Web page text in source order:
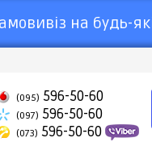
на будь-
(095) 596-50-60
(097) 596-50-60
(073) 596-50-60